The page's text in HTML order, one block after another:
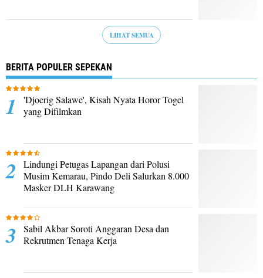
LIHAT SEMUA
BERITA POPULER SEPEKAN
'Djoerig Salawe', Kisah Nyata Horor Togel
yang Difilmkan
Lindungi Petugas Lapangan dari Polusi
Musim Kemarau, Pindo Deli Salurkan 8.000
Masker DLH Karawang
Sabil Akbar Soroti Anggaran Desa dan
Rekrutmen Tenaga Kerja